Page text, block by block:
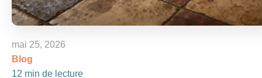
mai 25, 2026
Blog
12 min de lecture